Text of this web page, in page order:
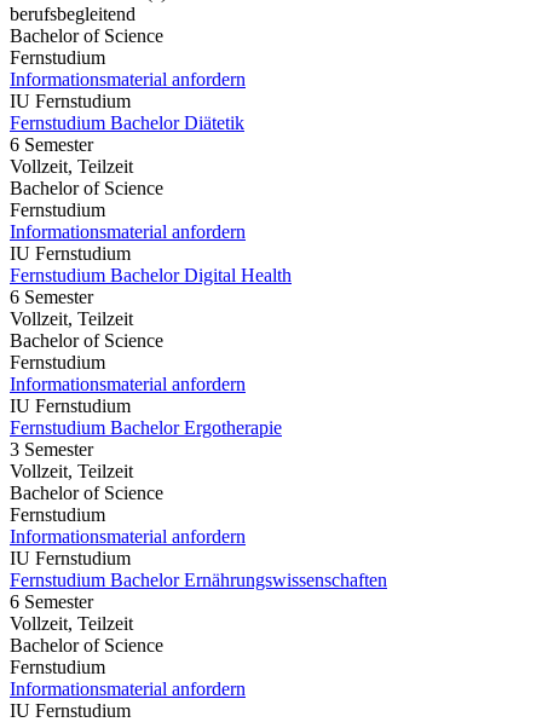
berufsbegleitend
Bachelor of Science
Fernstudium
Informationsmaterial anfordern
IU Fernstudium
Fernstudium Bachelor Diätetik
6 Semester
Vollzeit, Teilzeit
Bachelor of Science
Fernstudium
Informationsmaterial anfordern
IU Fernstudium
Fernstudium Bachelor Digital Health
6 Semester
Vollzeit, Teilzeit
Bachelor of Science
Fernstudium
Informationsmaterial anfordern
IU Fernstudium
Fernstudium Bachelor Ergotherapie
3 Semester
Vollzeit, Teilzeit
Bachelor of Science
Fernstudium
Informationsmaterial anfordern
IU Fernstudium
Fernstudium Bachelor Ernährungswissenschaften
6 Semester
Vollzeit, Teilzeit
Bachelor of Science
Fernstudium
Informationsmaterial anfordern
IU Fernstudium